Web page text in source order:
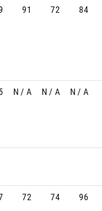
91 72 84
N / A N / A N / A
72 74 96